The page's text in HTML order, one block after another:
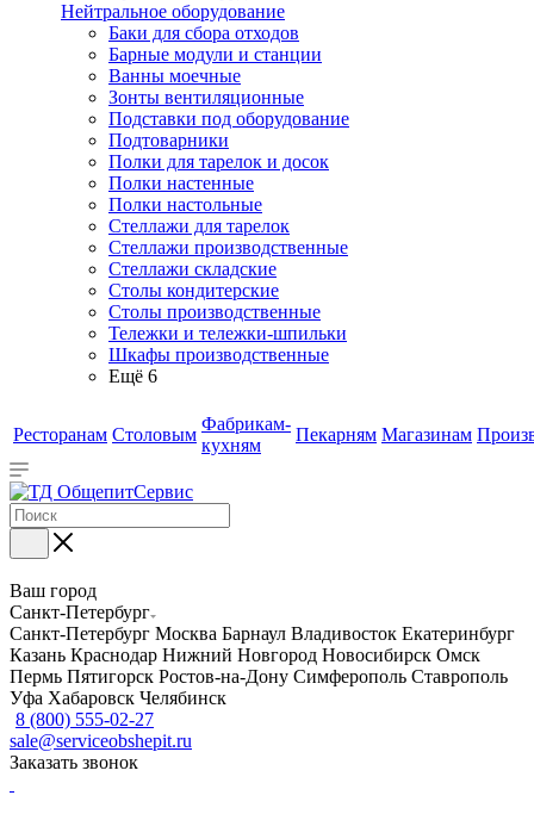
Нейтральное оборудование
Баки для сбора отходов
Барные модули и станции
Ванны моечные
Зонты вентиляционные
Подставки под оборудование
Подтоварники
Полки для тарелок и досок
Полки настенные
Полки настольные
Стеллажи для тарелок
Стеллажи производственные
Стеллажи складские
Столы кондитерские
Столы производственные
Тележки и тележки-шпильки
Шкафы производственные
Ещё 6
Ресторанам Столовым
Фабрикам-
кухням
Пекарням Магазинам
Ваш город
Санкт-Петербург
Санкт-Петербург Москва Барнаул Владивосток Екатеринбург
Казань Краснодар Нижний Новгород Новосибирск Омск
Пермь Пятигорск Ростов-на-Дону Симферополь Ставрополь
Уфа Хабаровск Челябинск
8 (800) 555-02-27
sale@serviceobshepit.ru
Заказать звонок